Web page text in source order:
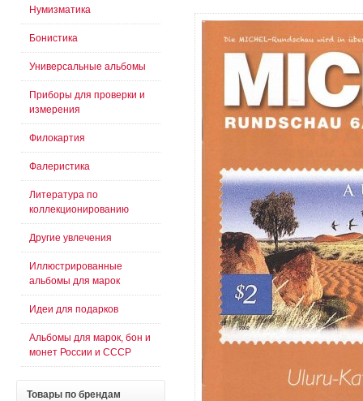
Нумизматика
Бонистика
Универсальные альбомы
Приборы для проверки и
измерения
Филокартия
Фалеристика
Литература по
коллекционированию
Другие увлечения
Иллюстрированные
альбомы для марок
Идеи для подарков
Альбомы для марок, бон и
монет России и СССР
Товары по брендам